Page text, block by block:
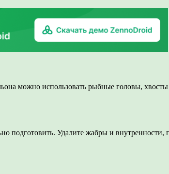
можно использовать рыбные головы,
подготовить. Удалите жабры и